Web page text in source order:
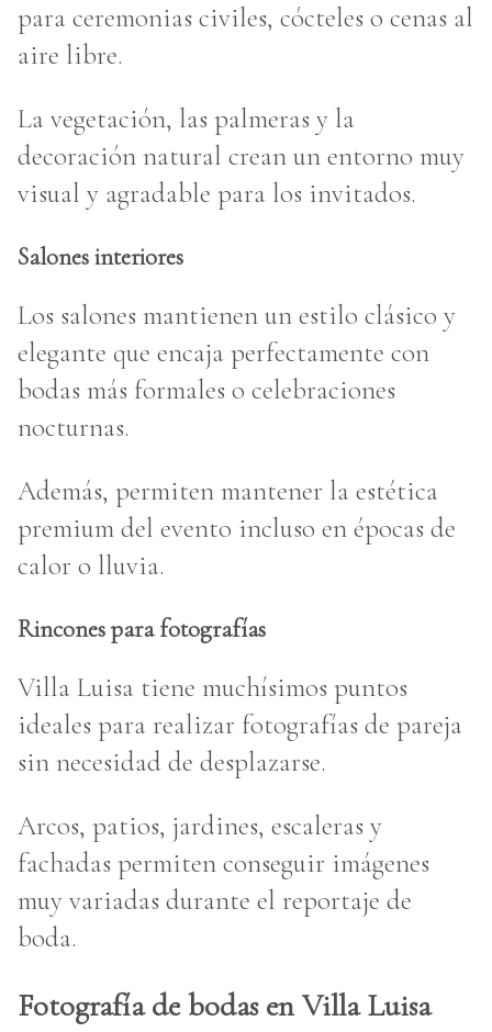
para ceremonias civiles, cócteles o cenas al
aire libre.
La vegetación, las palmeras y la
decoración natural crean un entorno muy
visual y agradable para los invitados.
Salones interiores
Los salones mantienen un estilo clásico y
elegante que encaja perfectamente con
bodas más formales o celebraciones
nocturnas.
Además, permiten mantener la estética
premium del evento incluso en épocas de
calor o lluvia.
Rincones para fotografías
Villa Luisa tiene muchísimos puntos
ideales para realizar fotografías de pareja
sin necesidad de desplazarse.
Arcos, patios, jardines, escaleras y
fachadas permiten conseguir imágenes
muy variadas durante el reportaje de
boda.
Fotografía de bodas en Villa Luisa